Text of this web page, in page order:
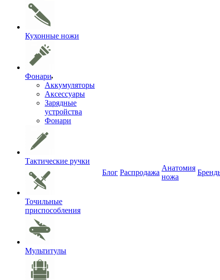
Кухонные ножи
Фонари
Аккумуляторы
Аксессуары
Зарядные
устройства
Фонари
Тактические ручки
Точильные
приспособления
Мультитулы
Блог Распродажа
Анатомия
ножа